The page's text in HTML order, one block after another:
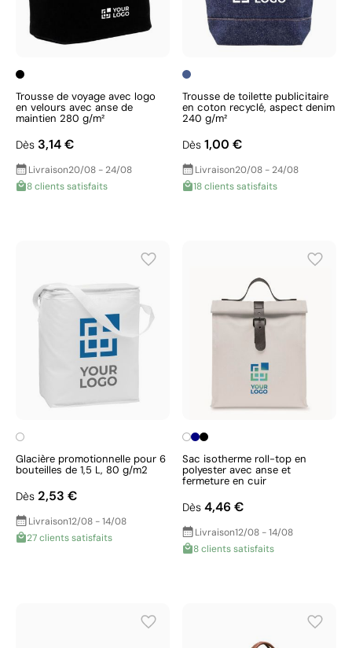
Trousse de voyage avec logo
en velours avec anse de
maintien 280 g/m²
Dès 3,14 €
Livraison20/08 - 24/08
8 clients satisfaits
Trousse de toilette publicitaire
en coton recyclé, aspect denim
240 g/m²
Dès 1,00 €
Livraison20/08 - 24/08
18 clients satisfaits
Glacière promotionnelle pour 6
bouteilles de 1,5 L, 80 g/m2
Dès 2,53 €
Livraison12/08 - 14/08
27 clients satisfaits
Sac isotherme roll-top en
polyester avec anse et
fermeture en cuir
Dès 4,46 €
Livraison12/08 - 14/08
8 clients satisfaits